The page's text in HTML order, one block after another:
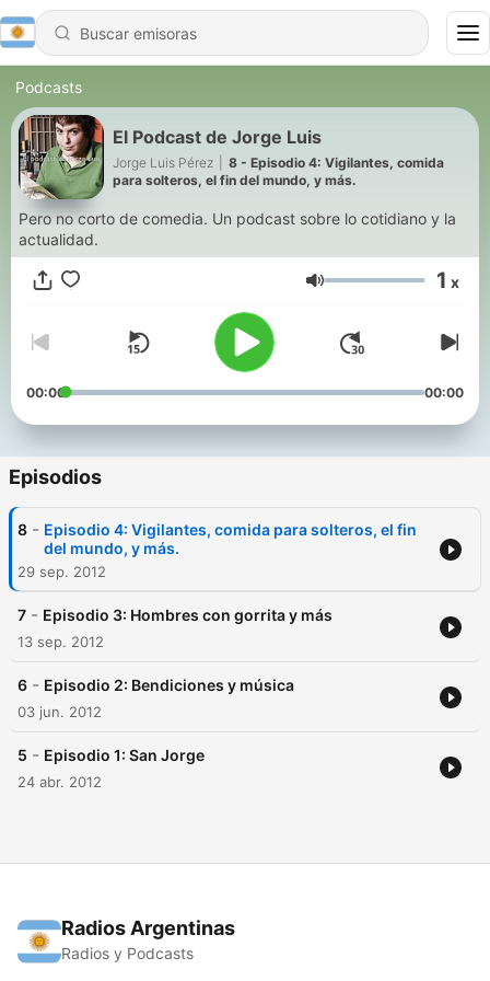
Podcasts
El Podcast de Jorge Luis
Jorge Luis Pérez
8 - Episodio 4: Vigilantes, comida
para solteros, el fin del mundo, y más.
Pero no corto de comedia. Un podcast sobre lo cotidiano y la
actualidad.
Volumen 1 x
00:00 00:00
Episodios
8 - Episodio 4: Vigilantes, comida para solteros, el fin
del mundo, y más.
29 sep. 2012
7 - Episodio 3: Hombres con gorrita y más
13 sep. 2012
6 - Episodio 2: Bendiciones y música
03 jun. 2012
5 - Episodio 1: San Jorge
24 abr. 2012
Radios Argentinas
Radios y Podcasts